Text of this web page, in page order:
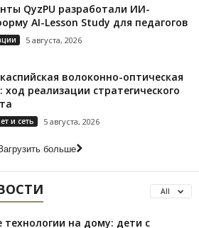
QyzPU разработали ИИ-
AI-Lesson Study для педагогов
5 августа, 2026
волоконно-оптическая
ход реализации стратегического
и сеть 5 августа, 2026
больше
All
технологии на дому: дети с